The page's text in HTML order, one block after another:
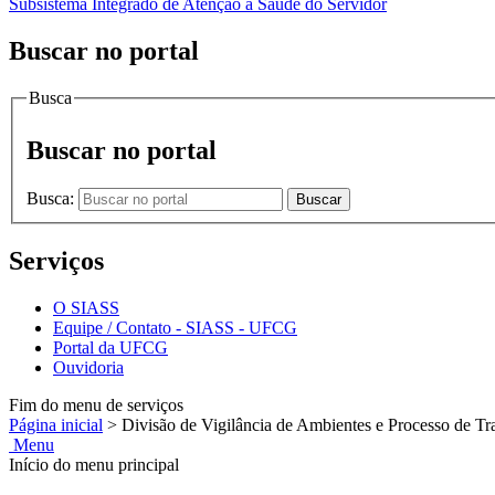
Buscar no portal
Busca
Buscar no portal
Busca: Buscar
Serviços
O SIASS
Equipe / Contato - SIASS - UFCG
Portal da UFCG
Ouvidoria
Fim do menu de serviços
Página inicial > Divisão de Vigilância de Ambientes e Processo de
Menu
Início do menu principal